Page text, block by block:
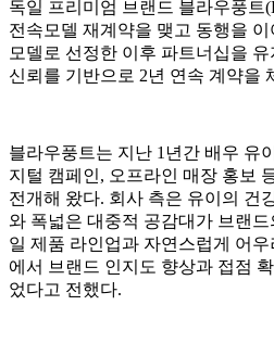
독일 프리미엄 브랜드 블라우풍트
전속모델 재계약을 맺고 동행을
모델로 선정한 이후 파트너십을
신뢰를 기반으로 2년 연속 계약을
블라우풍트는 지난 1년간 배우 유
지털 캠페인, 오프라인 매장 홍보
전개해 왔다. 회사 측은 유이의 건
와 폭넓은 대중적 공감대가 브랜
일 제품 라인업과 자연스럽게 어우
에서 브랜드 인지도 향상과 접점
었다고 전했다.